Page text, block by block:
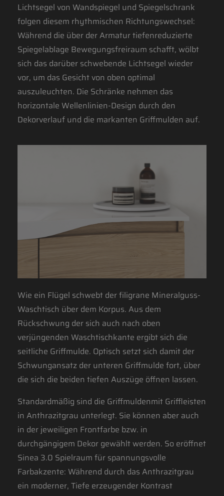
Lichtsegel von Wandspiegel und Spiegelschrank
folgen diesem rhythmischen Richtungswechsel:
Während die über der Armatur tiefenreduzierte
Spiegelablage Bewegungsfreiraum schafft, wölbt
sich das darüber schwebende Lichtsegel wieder
vor, um das Gesicht von oben optimal
auszuleuchten. Die Schränke nehmen das
horizontale Wellenlinien-Design durch den
Dekorverlauf und die markanten Griffmulden auf.
Wie ein Flügel schwebt der filigrane Mineralguss-
Waschtisch über dem Korpus. Aus dem
Rückschwung der sich auch nach oben
verjüngenden Waschtischkante ergibt sich die
seitliche Griffmulde. Optisch setzt sich damit der
Schwungansatz der unteren Griffmulde fort, über
die sich die beiden tiefen Auszüge öffnen lassen.
Standardmäßig sind die Griffmuldenmit Griffleisten
in Anthrazitgrau unterlegt. Sie können aber auch
in der jeweiligen Frontfarbe bzw. in
durchgängigem Dekor gewählt werden. So eröffnet
Sinea 3.0 Spielraum für spannungsvolle
Farbakzente: Während durch das Anthrazitgrau
ein moderner, Tiefe erzeugender Kontrast